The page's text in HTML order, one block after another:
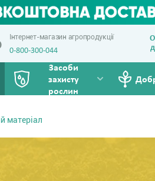
Інтернет-магазин агропродукції
0-800-300-044
Засоби
захисту
рослин
матеріал